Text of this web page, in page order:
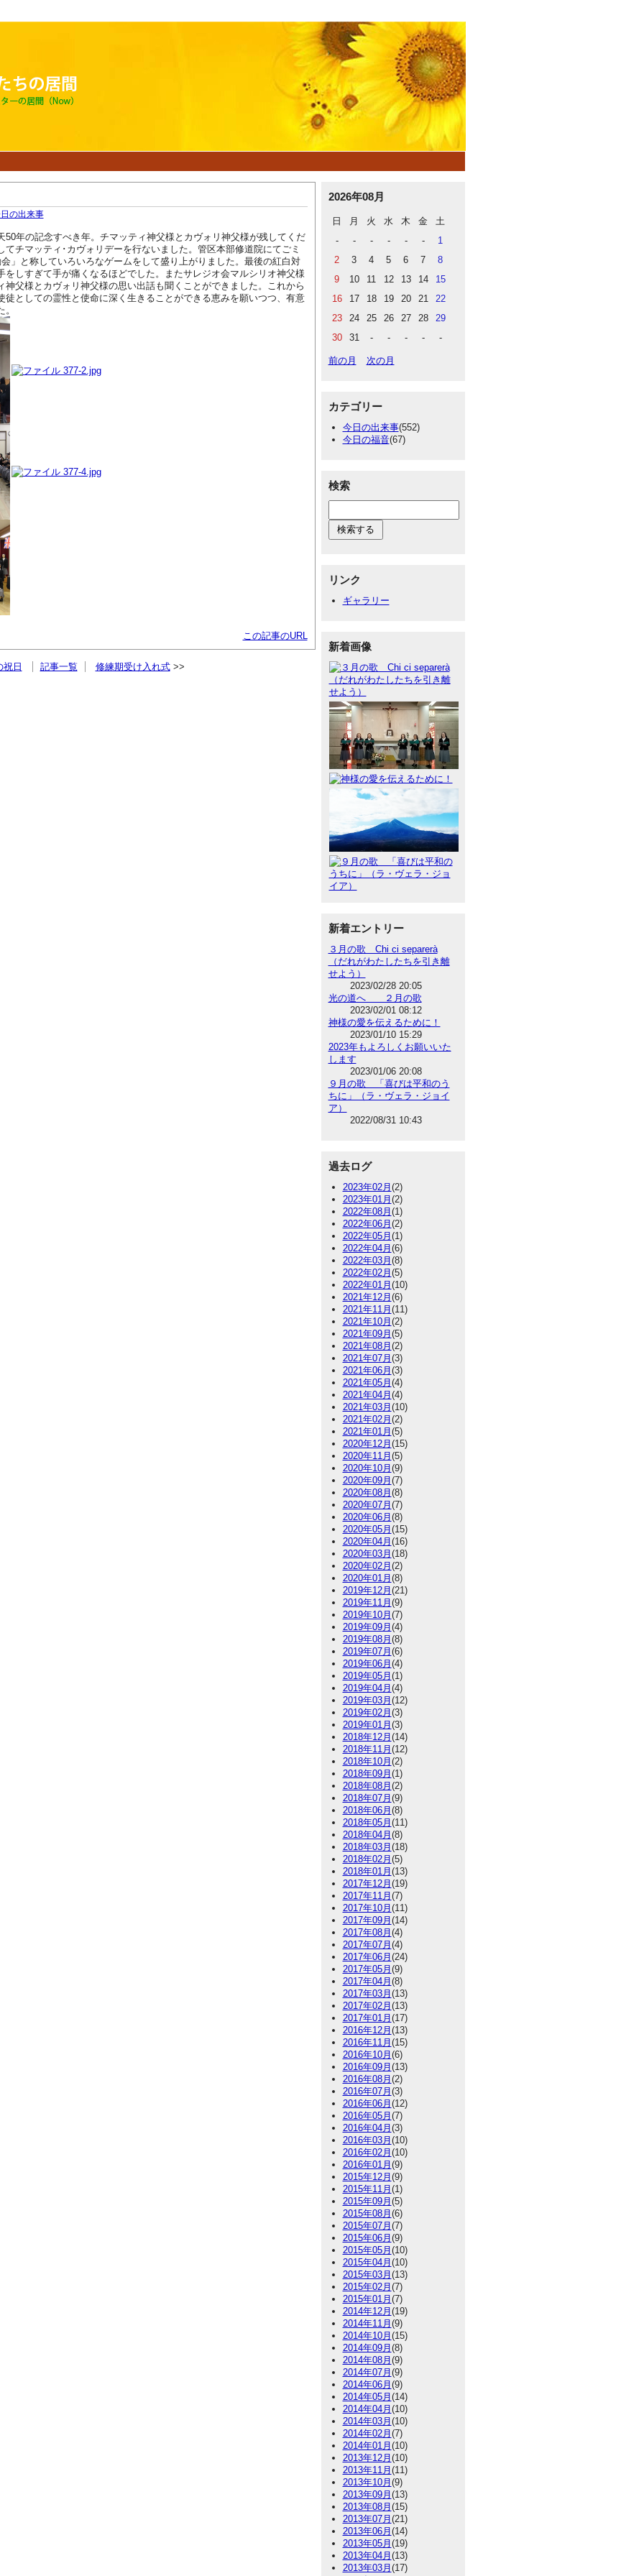
の出来事
50年の記念すべき年。チマッティ神父様とカヴォリ神父様が残してくだ
てチマッティ･カヴォリデーを行ないました。管区本部修道院にてごミ
」と称していろいろなゲームをして盛り上がりました。最後の紅白対
をしすぎて手が痛くなるほどでした。またサレジオ会マルシリオ神父様
神父様とカヴォリ神父様の思い出話も聞くことができました。これから
徒としての霊性と使命に深く生きることができる恵みを願いつつ、有意
この記事のURL
日 記事一覧 修練期受け入れ式
2026年08月
日 月 火 水 木 金
土
-
- - - - -
1
2
3 4 5 6 7
8
9
10 11 12 13 14
15
16
17 18 19 20 21
22
23
24 25 26 27 28
29
30
31 - - - - -
前の月 次の月
カテゴリー
今日の出来事(552)
今日の福音(67)
検索
リンク
ギャラリー
新着画像
新着エントリー
３月の歌 Chi ci separerà
（だれがわたしたちを引き離
せよう）
2023/02/28 20:05
光の道へ ２月の歌
2023/02/01 08:12
神様の愛を伝えるために！
2023/01/10 15:29
2023年もよろしくお願いいた
します
2023/01/06 20:08
９月の歌 「喜びは平和のう
ちに」（ラ・ヴェラ・ジョイ
ア）
2022/08/31 10:43
過去ログ
2023年02月 (2)
2023年01月 (2)
2022年08月 (1)
2022年06月 (2)
2022年05月 (1)
2022年04月 (6)
2022年03月 (8)
2022年02月 (5)
2022年01月 (10)
2021年12月 (6)
2021年11月 (11)
2021年10月 (2)
2021年09月 (5)
2021年08月 (2)
2021年07月 (3)
2021年06月 (3)
2021年05月 (4)
2021年04月 (4)
2021年03月 (10)
2021年02月 (2)
2021年01月 (5)
2020年12月 (15)
2020年11月 (5)
2020年10月 (9)
2020年09月 (7)
2020年08月 (8)
2020年07月 (7)
2020年06月 (8)
2020年05月 (15)
2020年04月 (16)
2020年03月 (18)
2020年02月 (2)
2020年01月 (8)
2019年12月 (21)
2019年11月 (9)
2019年10月 (7)
2019年09月 (4)
2019年08月 (8)
2019年07月 (6)
2019年06月 (4)
2019年05月 (1)
2019年04月 (4)
2019年03月 (12)
2019年02月 (3)
2019年01月 (3)
2018年12月 (14)
2018年11月 (12)
2018年10月 (2)
2018年09月 (1)
2018年08月 (2)
2018年07月 (9)
2018年06月 (8)
2018年05月 (11)
2018年04月 (8)
2018年03月 (18)
2018年02月 (5)
2018年01月 (13)
2017年12月 (19)
2017年11月 (7)
2017年10月 (11)
2017年09月 (14)
2017年08月 (4)
2017年07月 (4)
2017年06月 (24)
2017年05月 (9)
2017年04月 (8)
2017年03月 (13)
2017年02月 (13)
2017年01月 (17)
2016年12月 (13)
2016年11月 (15)
2016年10月 (6)
2016年09月 (13)
2016年08月 (2)
2016年07月 (3)
2016年06月 (12)
2016年05月 (7)
2016年04月 (3)
2016年03月 (10)
2016年02月 (10)
2016年01月 (9)
2015年12月 (9)
2015年11月 (1)
2015年09月 (5)
2015年08月 (6)
2015年07月 (7)
2015年06月 (9)
2015年05月 (10)
2015年04月 (10)
2015年03月 (13)
2015年02月 (7)
2015年01月 (7)
2014年12月 (19)
2014年11月 (9)
2014年10月 (15)
2014年09月 (8)
2014年08月 (9)
2014年07月 (9)
2014年06月 (9)
2014年05月 (14)
2014年04月 (10)
2014年03月 (10)
2014年02月 (7)
2014年01月 (10)
2013年12月 (10)
2013年11月 (11)
2013年10月 (9)
2013年09月 (13)
2013年08月 (15)
2013年07月 (21)
2013年06月 (14)
2013年05月 (19)
2013年04月 (13)
2013年03月 (17)